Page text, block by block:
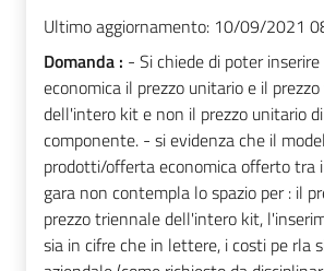
Ultimo aggiornamento: 10/09/2021
Domanda : - Si chiede di poter
economica il prezzo unitario e il
dell'intero kit e non il prezzo unitario
componente. - si evidenza che il
prodotti/offerta economica offerto tra
gara non contempla lo spazio per : il
prezzo triennale dell'intero kit,
sia in cifre che in lettere, i costi pe rla